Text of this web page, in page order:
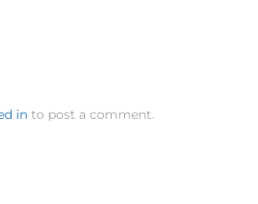
in to post a comment.